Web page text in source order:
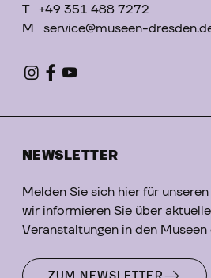
T
+49 351 488 7272
M
service@museen-
NEWSLETTER
Melden Sie sich hier für
wir informieren Sie über
Veranstaltungen in den